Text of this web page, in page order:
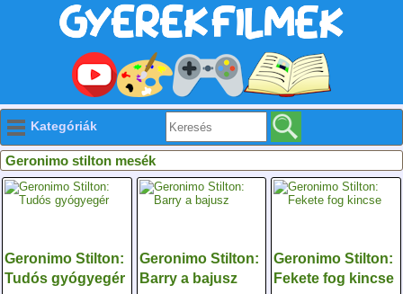
Kategóriák
Geronimo stilton mesék
Geronimo Stilton:
Tudós gyógyegér
Geronimo Stilton:
Barry a bajusz
Geronimo Stilton:
Fekete fog kincse